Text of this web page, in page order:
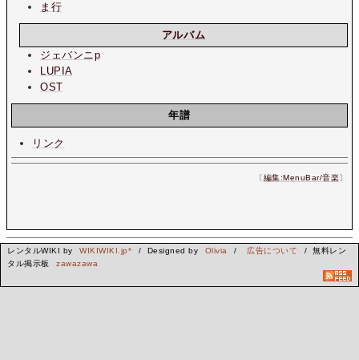
ま行
アルバム
ジェバンニp
LUPIA
OST
年譜
リンク
〔編集:MenuBar/音楽〕
レンタルWIKI by WIKIWIKI.jp* / Designed by Olivia / 広告について
/ 無料レン
タル掲示板
zawazawa